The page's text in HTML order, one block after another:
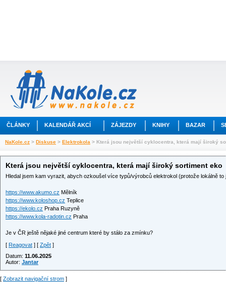
ČLÁNKY KALENDÁŘ AKCÍ ZÁJEZDY KNIHY BAZAR
NaKole.cz > Diskuse > Elektrokola > Která jsou největší cyklocentra, která mají široký
Která jsou největší cyklocentra, která mají široký sortiment eko
Hledal jsem kam vyrazit, abych ozkoušel více typů/výrobců elektrokol (protože lokálně to
https://www.akumo.cz Mělník
https://www.koloshop.cz Teplice
https://ekolo.cz Praha Ruzyně
https://www.kola-radotin.cz Praha
Je v ČR ještě nějaké jiné centrum které by stálo za zmínku?
[ Reagovat ] [ Zpět ]
Datum: 11.06.2025
Autor: Jantar
[ Zobrazit navigační strom ]